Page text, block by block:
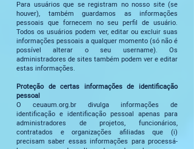
Para usuários que se registram no nosso site (se
houver), também guardamos as informações
pessoais que fornecem no seu perfil de usuário.
Todos os usuários podem ver, editar ou excluir suas
informações pessoais a qualquer momento (só não é
possível alterar o seu username). Os
administradores de sites também podem ver e editar
estas informações.
Proteção de certas informações de identificação
pessoal
O ceuaum.org.br divulga informações de
identificação e identificação pessoal apenas para
administradores de projetos, funcionários,
contratados e organizações afiliadas que (i)
precisam saber essas informações para processá-